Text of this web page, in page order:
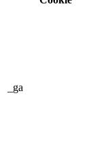
_ga